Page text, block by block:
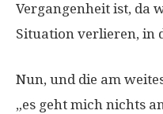
Vergangenheit ist, da
Situation verlieren, in
Nun, und die am
„es geht mich nichts